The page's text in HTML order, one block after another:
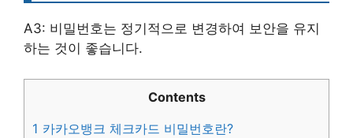
A3: 비밀번호는 정기적으로 변경하여 보안을 유지
하는 것이 좋습니다.
Contents
1 카카오뱅크 체크카드 비밀번호란?